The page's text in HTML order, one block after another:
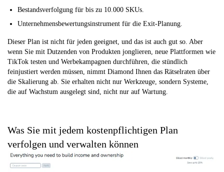
Bestandsverfolgung für bis zu 10.000 SKUs.
Unternehmensbewertungsinstrument für die Exit-Planung.
Dieser Plan ist nicht für jeden geeignet, und das ist auch gut so. Aber
wenn Sie mit Dutzenden von Produkten jonglieren, neue Plattformen wie
TikTok testen und Werbekampagnen durchführen, die stündlich
feinjustiert werden müssen, nimmt Diamond Ihnen das Rätselraten über
die Skalierung ab. Sie erhalten nicht nur Werkzeuge, sondern Systeme,
die auf Wachstum ausgelegt sind, nicht nur auf Wartung.
Was Sie mit jedem kostenpflichtigen Plan
verfolgen und verwalten können